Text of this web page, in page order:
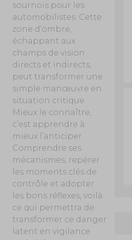
sournois pour les
automobilistes. Cette
zone d’ombre,
échappant aux
champs de vision
directs et indirects,
peut transformer une
simple manœuvre en
situation critique.
Mieux le connaître,
c’est apprendre à
mieux l’anticiper.
Comprendre ses
mécanismes, repérer
les moments clés de
contrôle et adopter
les bons réflexes, voilà
ce qui permettra de
transformer ce danger
latent en vigilance